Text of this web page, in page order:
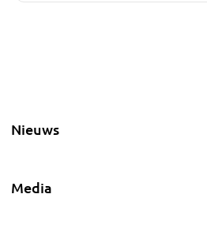
Nieuws
Media